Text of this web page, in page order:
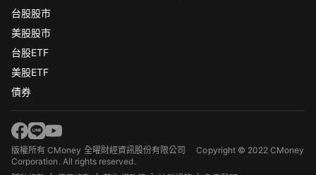
台股股市
美股股市
台股ETF
美股ETF
債券
版權所有 CMoney 全曜財經資訊股份有限公司Copyright © 2022 CMoney
Corporation. All rights reserved.